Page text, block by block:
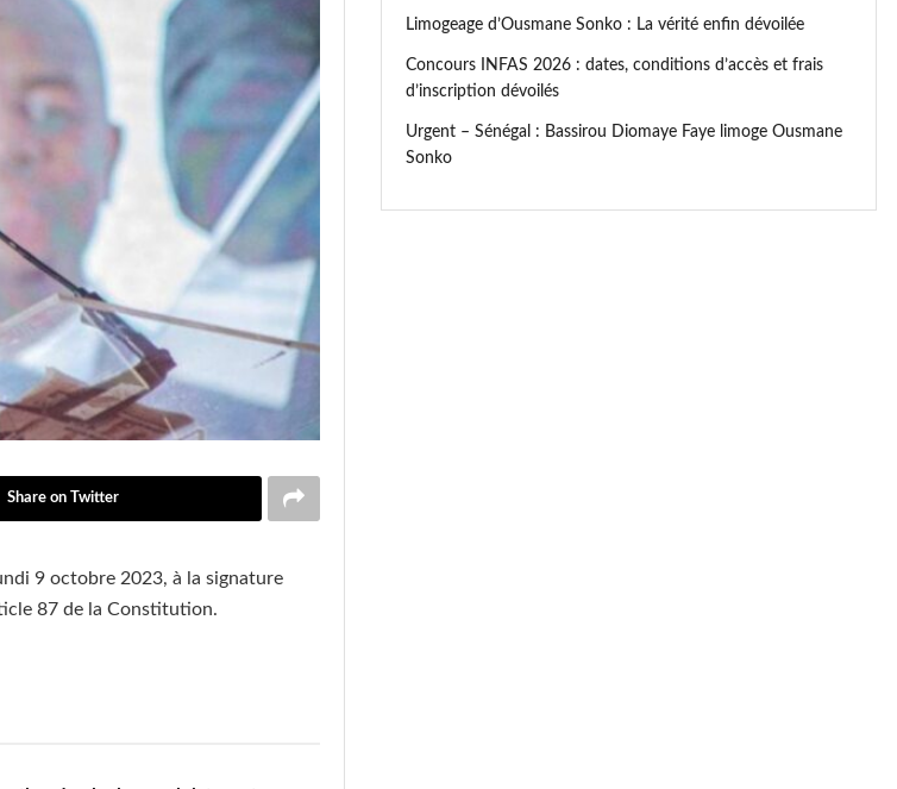
Share on Twitter
9 octobre 2023, à la signature
87 de la Constitution.
Limogeage d’Ousmane Sonko : La vérité enfin dévoilée
Concours INFAS 2026 : dates, conditions d’accès et frais
d’inscription dévoilés
Urgent – Sénégal : Bassirou Diomaye Faye limoge Ousmane
Sonko